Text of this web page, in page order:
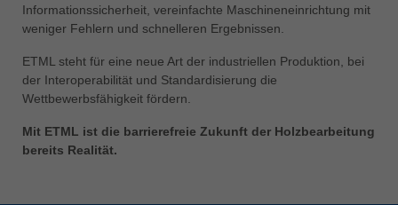
Informationssicherheit, vereinfachte Maschineneinrichtung mit
weniger Fehlern und schnelleren Ergebnissen.
ETML steht für eine neue Art der industriellen Produktion, bei
der Interoperabilität und Standardisierung die
Wettbewerbsfähigkeit fördern.
Mit ETML ist die barrierefreie Zukunft der Holzbearbeitung
bereits Realität.